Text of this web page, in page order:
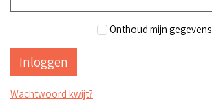
Onthoud mijn gegevens
Wachtwoord kwijt?